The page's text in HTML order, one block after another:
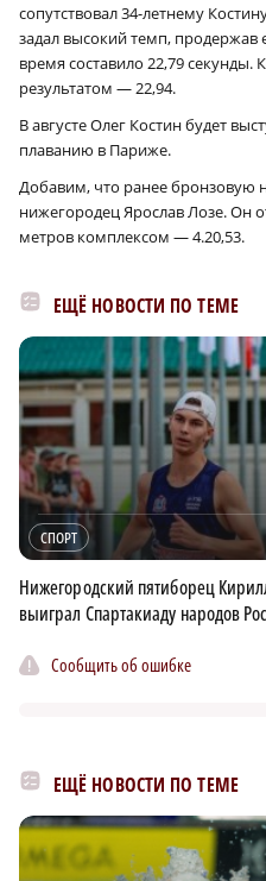
сопутствовал 34-летнему
задал высокий темп,
время составило 22,79 секунды.
результатом — 22,94.
В августе Олег Костин будет
плаванию в Париже.
Добавим, что ранее бронзовую
нижегородец Ярослав Лозе. Он
метров комплексом — 4.20,53.
ЕЩЁ НОВОСТИ ПО ТЕМЕ
СПОРТ
Нижегородский пятиборец
выиграл Спартакиаду народов
Сообщить об ошибке
ЕЩЁ НОВОСТИ ПО ТЕМЕ